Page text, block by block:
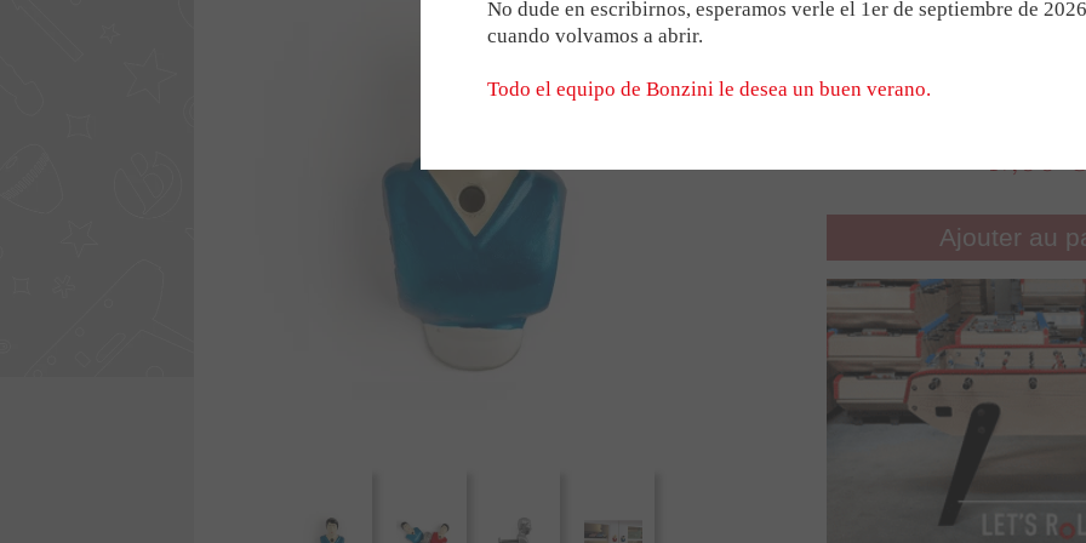
Modelos especiales de futbolín
Futbolín gigante
Futbolín 2 barras
Para el B90
Para el Stadium
Medallas
NUESTRAS ASOCIACIONES
OPINIONES Y TESTIMONIOS
RECRUTEMENT
COMPÉTITION
EL MODELO CONECTADO
AÑO DEL MODELO B60 Y
rétractables
Ajouter au
No dude en escribirnos, esperamos verle el 1er de septiembre de 2026
cuando volvamos a abrir.
Todo el equipo de Bonzini le desea un buen verano.